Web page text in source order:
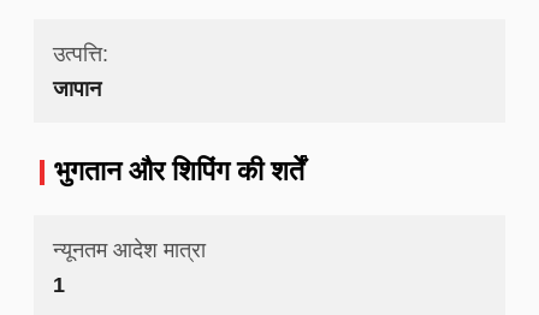
उत्पत्ति:
जापान
भुगतान और शिपिंग की शर्तें
न्यूनतम आदेश मात्रा
1